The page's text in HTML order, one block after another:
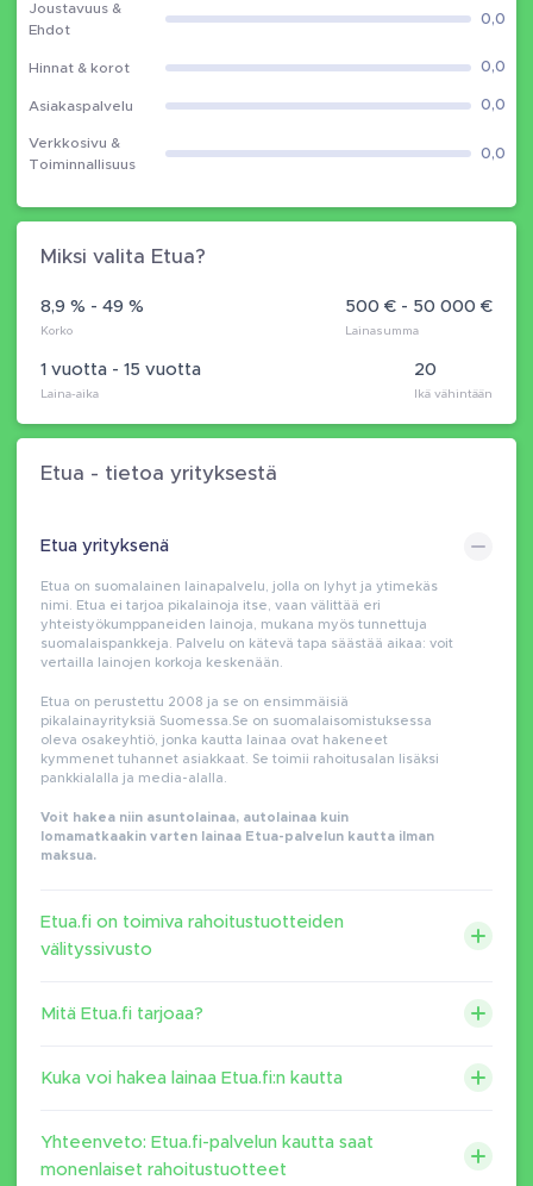
Joustavuus &
Ehdot
0,0
Hinnat & korot 0,0
Asiakaspalvelu 0,0
Verkkosivu &
Toiminnallisuus
0,0
Miksi valita Etua?
8,9 % - 49 %
Korko
500 € - 50 000 €
Lainasumma
20
Ikä vähintään
1 vuotta - 15 vuotta
Laina-aika
Etua - tietoa yrityksestä
Etua yrityksenä
Etua on suomalainen lainapalvelu, jolla on lyhyt ja ytimekäs
nimi. Etua ei tarjoa pikalainoja itse, vaan välittää eri
yhteistyökumppaneiden lainoja, mukana myös tunnettuja
suomalaispankkeja. Palvelu on kätevä tapa säästää aikaa: voit
vertailla lainojen korkoja keskenään.
Etua on perustettu 2008 ja se on ensimmäisiä
pikalainayrityksiä Suomessa.Se on suomalaisomistuksessa
oleva osakeyhtiö, jonka kautta lainaa ovat hakeneet
kymmenet tuhannet asiakkaat. Se toimii rahoitusalan lisäksi
pankkialalla ja media-alalla.
Voit hakea niin asuntolainaa, autolainaa kuin
lomamatkaakin varten lainaa Etua-palvelun kautta ilman
maksua.
Etua.fi on toimiva rahoitustuotteiden
välityssivusto
Mitä Etua.fi tarjoaa?
Kuka voi hakea lainaa Etua.fi:n kautta
Yhteenveto: Etua.fi-palvelun kautta saat
monenlaiset rahoitustuotteet